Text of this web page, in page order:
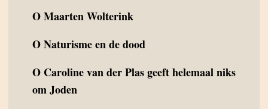
OMaarten Wolterink
ONaturisme en de dood
O Caroline van der Plas geeft helemaal niks
om Joden